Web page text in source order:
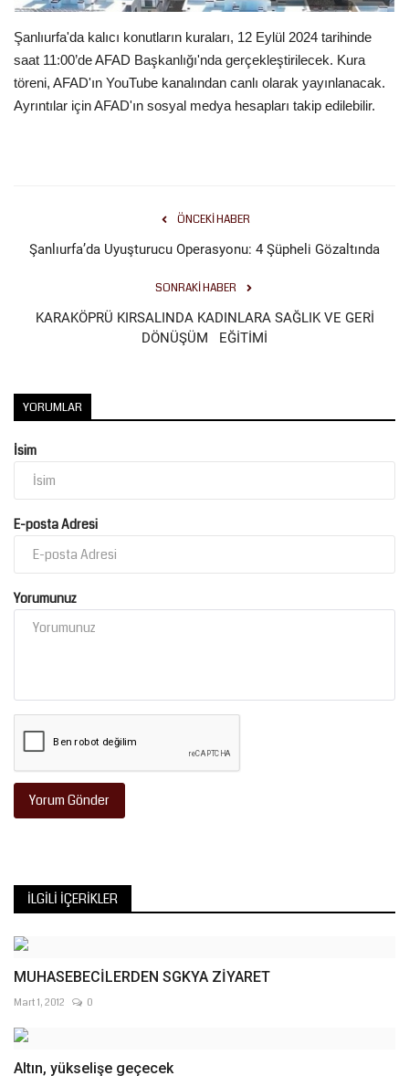
Galeriler
Siyaset
Kültür Sanat
Şanlıurfa'da kalıcı konutların kuraları, 12 Eylül 2024 tarihinde
saat 11:00’de AFAD Başkanlığı'nda gerçekleştirilecek. Kura
töreni, AFAD'ın YouTube kanalından canlı olarak yayınlanacak.
Ayrıntılar için AFAD'ın sosyal medya hesapları takip edilebilir.
ÖNCEKI HABER
Şanlıurfa’da Uyuşturucu Operasyonu: 4 Şüpheli Gözaltında
SONRAKI HABER
KARAKÖPRÜ KIRSALINDA KADINLARA SAĞLIK VE GERİ
DÖNÜŞÜM EĞİTİMİ
YORUMLAR
İsim
E-posta Adresi
Yorumunuz
Yorum Gönder
İLGILI İÇERIKLER
MUHASEBECİLERDEN SGKYA ZİYARET
Mart 1, 2012 0
Altın, yükselişe geçecek